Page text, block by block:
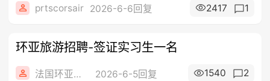
prtscorsair 2026-6-6回复 2417 1
环亚旅游招聘-签证实习生一名
法国环亚旅游 2026-6-5回复 1540 2